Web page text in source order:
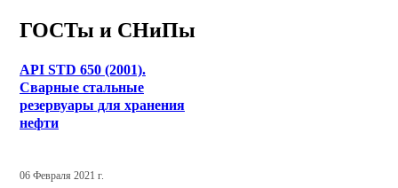
ГОСТы и СНиПы
API STD 650 (2001).
Сварные стальные
резервуары для хранения
нефти
06 Февраля 2021 г.